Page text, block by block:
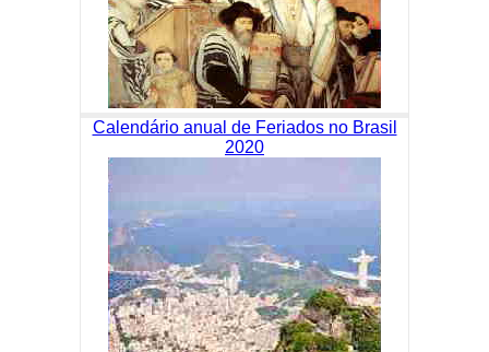
Calendário anual de Feriados no Brasil
2020